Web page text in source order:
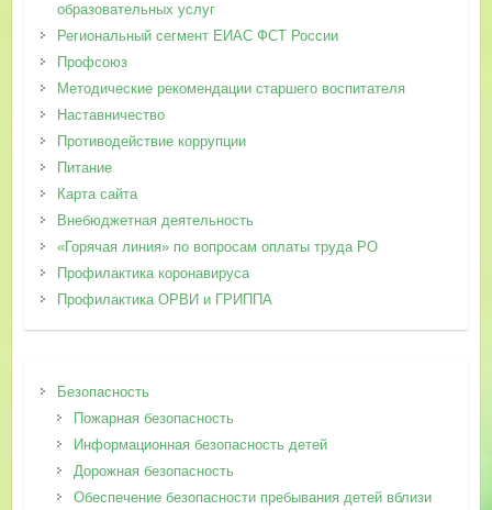
образовательных услуг
Региональный сегмент ЕИАС ФСТ России
Профсоюз
Методические рекомендации старшего воспитателя
Наставничество
Противодействие коррупции
Питание
Карта сайта
Внебюджетная деятельность
«Горячая линия» по вопросам оплаты труда РО
Профилактика коронавируса
Профилактика ОРВИ и ГРИППА
Безопасность
Пожарная безопасность
Информационная безопасность детей
Дорожная безопасность
Обеспечение безопасности пребывания детей вблизи